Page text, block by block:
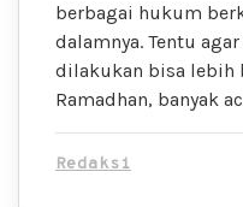
berbagai hukum
dalamnya. Tentu
dilakukan bisa lebih
Ramadhan, banyak
Redaksi